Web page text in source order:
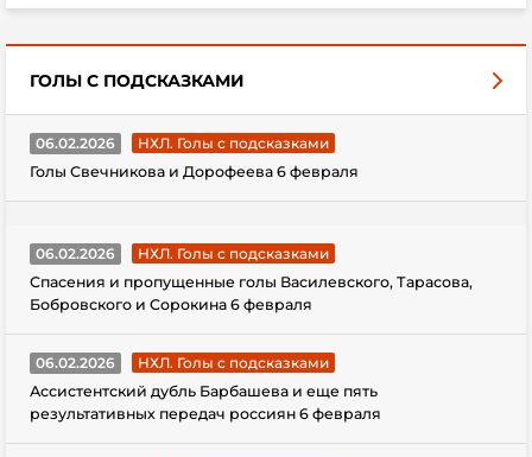
ГОЛЫ С ПОДСКАЗКАМИ
06.02.2026
НХЛ. Голы с подсказками
Голы Свечникова и Дорофеева 6 февраля
06.02.2026
НХЛ. Голы с подсказками
Спасения и пропущенные голы Василевского, Тарасова,
Бобровского и Сорокина 6 февраля
06.02.2026
НХЛ. Голы с подсказками
Ассистентский дубль Барбашева и еще пять
результативных передач россиян 6 февраля